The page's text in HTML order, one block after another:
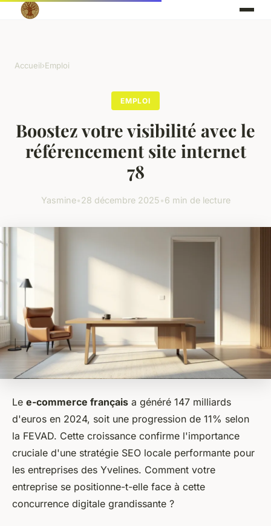
Accueil›Emploi
EMPLOI
Boostez votre visibilité avec le
référencement site internet
78
Yasmine•28 décembre 2025•6 min de lecture
Le e-commerce français a généré 147 milliards
d'euros en 2024, soit une progression de 11% selon
la FEVAD. Cette croissance confirme l'importance
cruciale d'une stratégie SEO locale performante pour
les entreprises des Yvelines. Comment votre
entreprise se positionne-t-elle face à cette
concurrence digitale grandissante ?